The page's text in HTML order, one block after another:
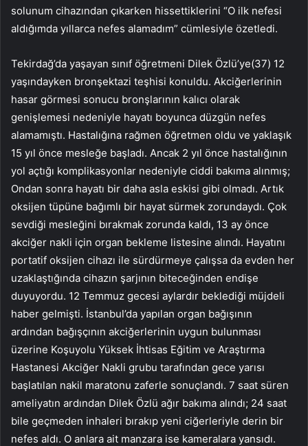
solunum cihazından çıkarken hissettiklerini “O ilk nefesi
aldığımda yıllarca nefes alamadım” cümlesiyle özetledi.
Tekirdağ’da yaşayan sınıf öğretmeni Dilek Özlü’ye(37) 12
yaşındayken bronşektazi teşhisi konuldu. Akciğerlerinin
hasar görmesi sonucu bronşlarının kalıcı olarak
genişlemesi nedeniyle hayatı boyunca düzgün nefes
alamamıştı. Hastalığına rağmen öğretmen oldu ve yaklaşık
15 yıl önce mesleğe başladı. Ancak 2 yıl önce hastalığının
yol açtığı komplikasyonlar nedeniyle ciddi bakıma alınmış;
Ondan sonra hayatı bir daha asla eskisi gibi olmadı. Artık
oksijen tüpüne bağımlı bir hayat sürmek zorundaydı. Çok
sevdiği mesleğini bırakmak zorunda kaldı, 13 ay önce
akciğer nakli için organ bekleme listesine alındı. Hayatını
portatif oksijen cihazı ile sürdürmeye çalışsa da evden her
uzaklaştığında cihazın şarjının biteceğinden endişe
duyuyordu. 12 Temmuz gecesi aylardır beklediği müjdeli
haber gelmişti. İstanbul’da yapılan organ bağışının
ardından bağışçının akciğerlerinin uygun bulunması
üzerine Koşuyolu Yüksek İhtisas Eğitim ve Araştırma
Hastanesi Akciğer Nakli grubu tarafından gece yarısı
başlatılan nakil maratonu zaferle sonuçlandı. 7 saat süren
ameliyatın ardından Dilek Özlü ağır bakıma alındı; 24 saat
bile geçmeden inhaleri bırakıp yeni ciğerleriyle derin bir
nefes aldı. O anlara ait manzara ise kameralara yansıdı.